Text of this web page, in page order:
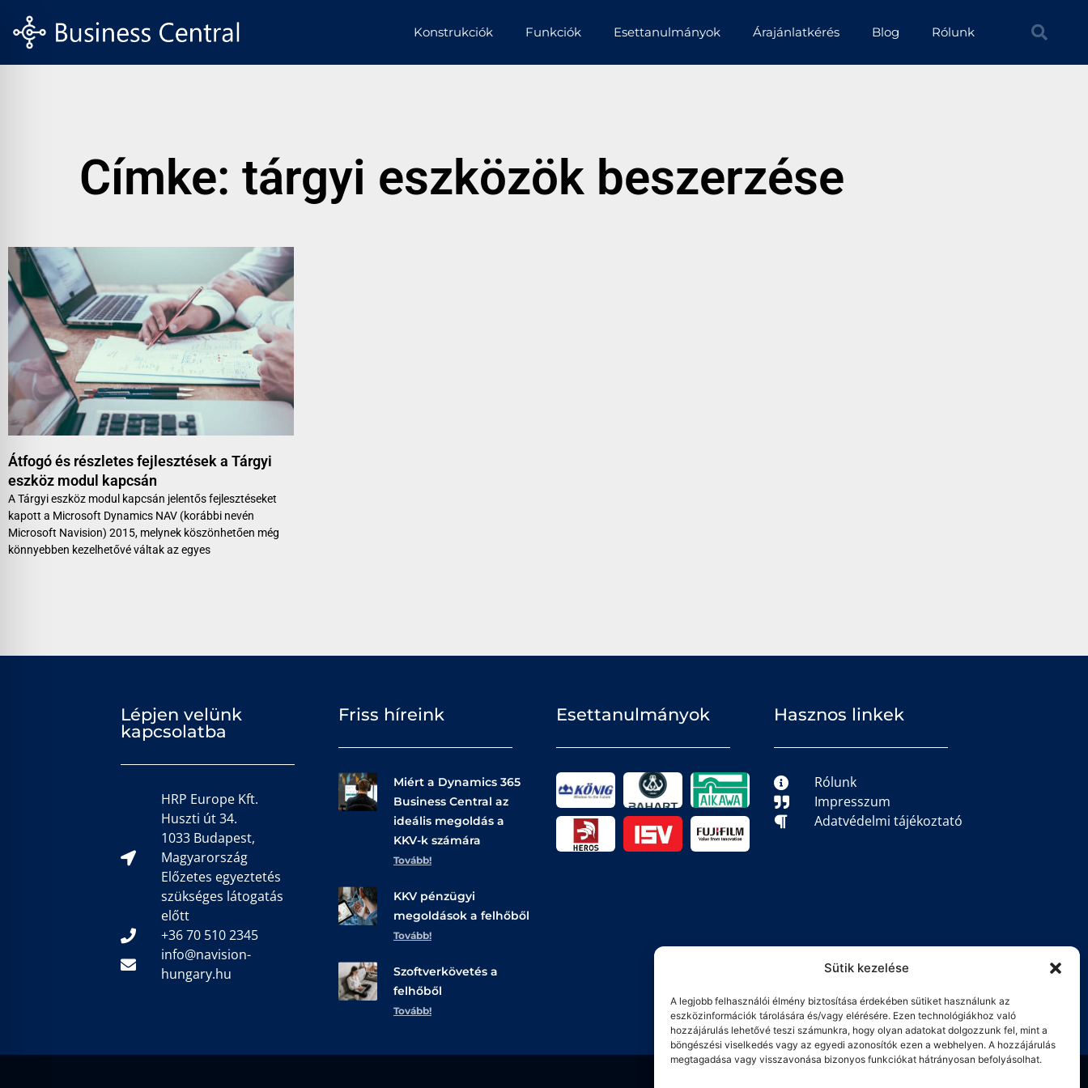
Sütik kezelése
A legjobb felhasználói élmény biztosítása érdekében sütiket használunk az
eszközinformációk tárolására és/vagy elérésére. Ezen technológiákhoz való
hozzájárulás lehetővé teszi számunkra, hogy olyan adatokat dolgozzunk fel, mint a
böngészési viselkedés vagy az egyedi azonosítók ezen a webhelyen. A hozzájárulás
megtagadása vagy visszavonása bizonyos funkciókat hátrányosan befolyásolhat.
Konstrukciók Funkciók Esettanulmányok Árajánlatkérés Blog Rólunk
Címke: tárgyi eszközök beszerzése
Átfogó és részletes fejlesztések a Tárgyi
eszköz modul kapcsán
A Tárgyi eszköz modul kapcsán jelentős fejlesztéseket
kapott a Microsoft Dynamics NAV (korábbi nevén
Microsoft Navision) 2015, melynek köszönhetően még
könnyebben kezelhetővé váltak az egyes
Lépjen velünk
kapcsolatba
HRP Europe Kft.
Huszti út 34.
1033 Budapest,
Magyarország
Előzetes egyeztetés
szükséges látogatás
előtt
+36 70 510 2345
info@navision-
hungary.hu
Friss híreink
Miért a Dynamics 365
Business Central az
ideális megoldás a
KKV-k számára
Tovább!
KKV pénzügyi
megoldások a felhőből
Tovább!
Szoftverkövetés a
felhőből
Tovább!
Esettanulmányok Hasznos linkek
Rólunk
Impresszum
Adatvédelmi tájékoztató